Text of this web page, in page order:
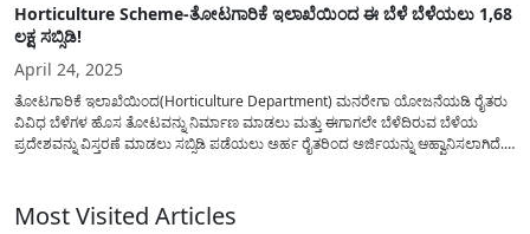
Horticulture Scheme-ತೋಟಗಾರಿಕೆ ಇಲಾಖೆಯಿಂದ ಈ ಬೆಳೆ ಬೆಳೆಯಲು 1,68
ಲಕ್ಷ ಸಬ್ಸಿಡಿ!
April 24, 2025
ತೋಟಗಾರಿಕೆ ಇಲಾಖೆಯಿಂದ(Horticulture Department) ಮನರೇಗಾ ಯೋಜನೆಯಡಿ ರೈತರು
ವಿವಿಧ ಬೆಳೆಗಳ ಹೊಸ ತೋಟವನ್ನು ನಿರ್ಮಾಣ ಮಾಡಲು ಮತ್ತು ಈಗಾಗಲೇ ಬೆಳೆದಿರುವ ಬೆಳೆಯ
ಪ್ರದೇಶವನ್ನು ವಿಸ್ತರಣೆ ಮಾಡಲು ಸಬ್ಸಿಡಿ ಪಡೆಯಲು ಅರ್ಹ ರೈತರಿಂದ ಅರ್ಜಿಯನ್ನು ಆಹ್ವಾನಿಸಲಾಗಿದೆ.
ಸಬ್ಸಿಡಿಯನ್ನು ಒದಗಿಸಲು...
Most Visited Articles